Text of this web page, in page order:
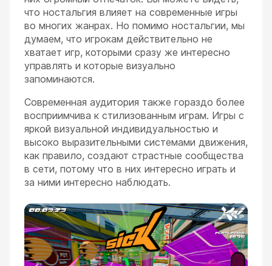
что ностальгия влияет на современные игры
во многих жанрах. Но помимо ностальгии, мы
думаем, что игрокам действительно не
хватает игр, которыми сразу же интересно
управлять и которые визуально
запоминаются.
Современная аудитория также гораздо более
восприимчива к стилизованным играм. Игры с
яркой визуальной индивидуальностью и
высоко выразительными системами движения,
как правило, создают страстные сообщества
в сети, потому что в них интересно играть и
за ними интересно наблюдать.